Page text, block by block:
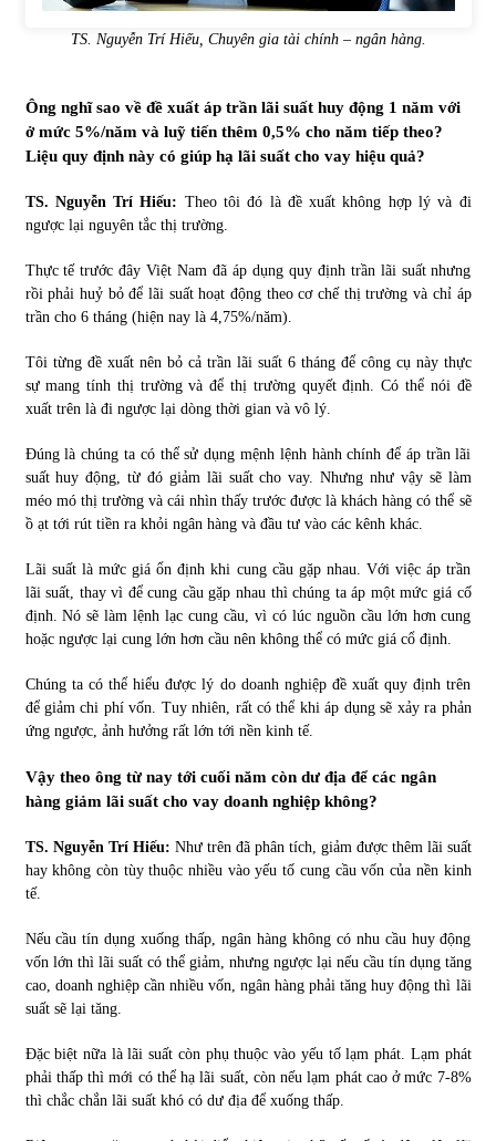
Top 10 xe bán chạy nhất tháng 9/2021
13/10/2021
TS. Nguyễn Trí Hiếu, Chuyên gia tài chính – ngân hàng.
Ông nghĩ sao về đề xuất áp trần lãi suất huy động 1 năm với
ở mức 5%/năm và luỹ tiến thêm 0,5% cho năm tiếp theo?
Liệu quy định này có giúp hạ lãi suất cho vay hiệu quả?
TS. Nguyễn Trí Hiếu: Theo tôi đó là đề xuất không hợp lý và đi
ngược lại nguyên tắc thị trường.
Thực tế trước đây Việt Nam đã áp dụng quy định trần lãi suất nhưng
rồi phải huỷ bỏ để lãi suất hoạt động theo cơ chế thị trường và chỉ áp
trần cho 6 tháng (hiện nay là 4,75%/năm).
Tôi từng đề xuất nên bỏ cả trần lãi suất 6 tháng để công cụ này thực
sự mang tính thị trường và để thị trường quyết định. Có thể nói đề
xuất trên là đi ngược lại dòng thời gian và vô lý.
Đúng là chúng ta có thể sử dụng mệnh lệnh hành chính để áp trần lãi
suất huy động, từ đó giảm lãi suất cho vay. Nhưng như vậy sẽ làm
méo mó thị trường và cái nhìn thấy trước được là khách hàng có thể sẽ
ồ ạt tới rút tiền ra khỏi ngân hàng và đầu tư vào các kênh khác.
Lãi suất là mức giá ổn định khi cung cầu gặp nhau. Với việc áp trần
lãi suất, thay vì để cung cầu gặp nhau thì chúng ta áp một mức giá cố
định. Nó sẽ làm lệnh lạc cung cầu, vì có lúc nguồn cầu lớn hơn cung
hoặc ngược lại cung lớn hơn cầu nên không thể có mức giá cổ định.
Chúng ta có thể hiểu được lý do doanh nghiệp đề xuất quy định trên
để giảm chi phí vốn. Tuy nhiên, rất có thể khi áp dụng sẽ xảy ra phản
ứng ngược, ảnh hưởng rất lớn tới nền kinh tế.
Vậy theo ông từ nay tới cuối năm còn dư địa để các ngân
hàng giảm lãi suất cho vay doanh nghiệp không?
TS. Nguyễn Trí Hiếu: Như trên đã phân tích, giảm được thêm lãi suất
hay không còn tùy thuộc nhiều vào yếu tố cung cầu vốn của nền kinh
tế.
Nếu cầu tín dụng xuống thấp, ngân hàng không có nhu cầu huy động
vốn lớn thì lãi suất có thể giảm, nhưng ngược lại nếu cầu tín dụng tăng
cao, doanh nghiệp cần nhiều vốn, ngân hàng phải tăng huy động thì lãi
suất sẽ lại tăng.
Đặc biệt nữa là lãi suất còn phụ thuộc vào yếu tố lạm phát. Lạm phát
phải thấp thì mới có thể hạ lãi suất, còn nếu lạm phát cao ở mức 7-8%
thì chắc chắn lãi suất khó có dư địa để xuống thấp.